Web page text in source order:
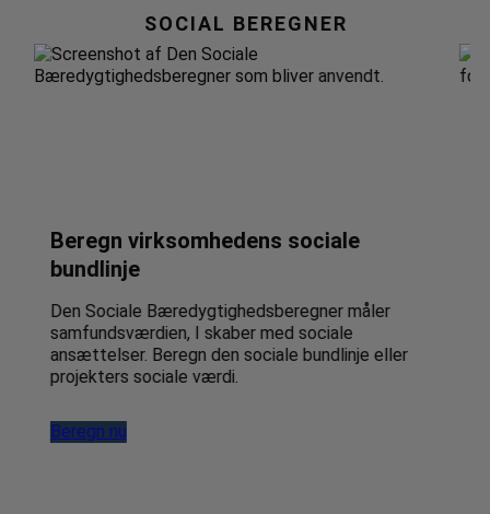
SOCIAL BEREGNER
Beregn virksomhedens sociale
bundlinje​
Den Sociale Bæredygtighedsberegner måler
samfundsværdien, I skaber med sociale
ansættelser. Beregn den sociale bundlinje eller
projekters sociale værdi.
Beregn nu